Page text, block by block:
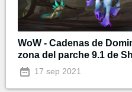
WoW - Cadenas de
zona del parche 9.1 de
17 sep 2021